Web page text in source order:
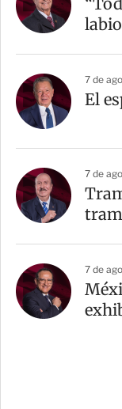
7 de
El
7 de
7 de